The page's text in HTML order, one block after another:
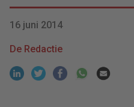
16 juni 2014
De Redactie